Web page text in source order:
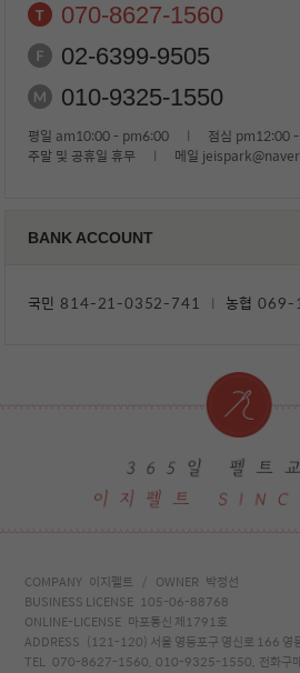
070-8627-1560
02-6399-9505
010-9325-1550
평일 am10:00 - pm6:00 l
점심 pm12:00
주말 및 공휴일 휴무
l 메일
BANK ACCOUNT
국민 814-21-0352-741 l 농협 069-
COMPANY 이지펠트 / OWNER 박정선
BUSINESS LICENSE 105-06-88768
ONLINE-LICENSE 마포통신 제1791호
ADDRESS (121-120) 서울 영등포구 영신로 166 영
TEL 070-8627-1560, 010-9325-1550, 전화구